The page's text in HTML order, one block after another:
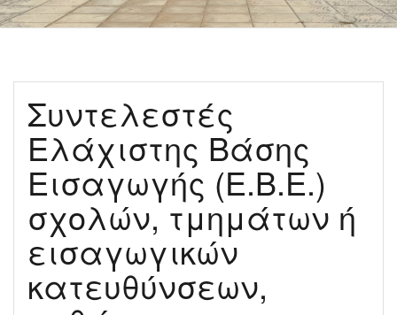
Συντελεστές
Ελάχιστης Βάσης
Εισαγωγής (Ε.Β.Ε.)
σχολών, τμημάτων ή
εισαγωγικών
κατευθύνσεων,